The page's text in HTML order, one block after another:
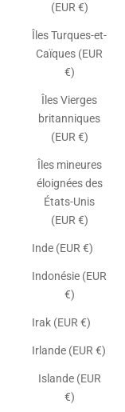
(EUR €)
Îles Turques-et-
Caïques (EUR
€)
Îles Vierges
britanniques
(EUR €)
Îles mineures
éloignées des
États-Unis
(EUR €)
Inde (EUR €)
Indonésie (EUR
€)
Irak (EUR €)
Irlande (EUR €)
Islande (EUR
€)